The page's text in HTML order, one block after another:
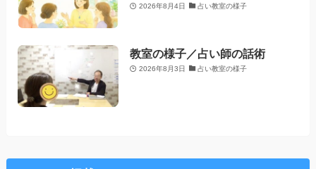
2026年8月4日 占い教室の様子
教室の様子／占い師の話術
2026年8月3日 占い教室の様子